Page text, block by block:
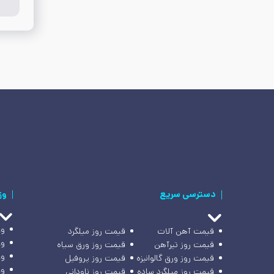
دسترسی سریع
قیمت آهن آلات
قیمت روز میلگرد
قیمت روز تیرآهن
قیمت روز ورق سیاه
قیمت روز ورق گالوانیزه
قیمت روز پروفیل
قیمت روز میلگرد ساده
قیمت روز ناودانی